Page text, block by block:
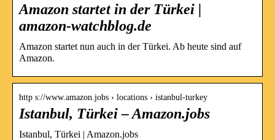
Amazon startet in der Türkei |
amazon-watchblog.de
Amazon startet nun auch in der Türkei. Ab heute sind auf
Amazon.
http s://www.amazon.jobs › locations › istanbul-turkey
Istanbul, Türkei – Amazon.jobs
Istanbul, Türkei | Amazon.jobs